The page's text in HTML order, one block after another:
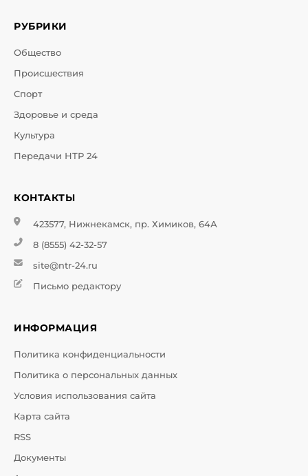
РУБРИКИ
Общество
Происшествия
Спорт
Здоровье и среда
Культура
Передачи НТР 24
КОНТАКТЫ
423577, Нижнекамск, пр. Химиков, 64А
8 (8555) 42-32-57
site@ntr-24.ru
Письмо редактору
ИНФОРМАЦИЯ
Политика конфиденциальности
Политика о персональных данных
Условия использования сайта
Карта сайта
RSS
Документы